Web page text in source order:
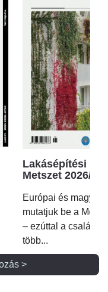
Lakásépítési
Metszet 2026/2.
Európai és magyar
mutatjuk be a
– ezúttal a családi
több...
>